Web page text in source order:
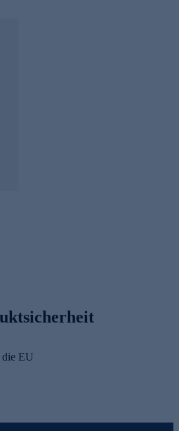
die EU